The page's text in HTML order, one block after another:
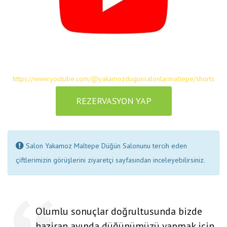
https://www.youtube.com/@yakamozdugunsalonlarmaltepe/shorts
REZERVASYON YAP
Salon Yakamoz Maltepe Düğün Salonunu tercih eden
çiftlerimizin görüşlerini ziyaretçi sayfasından inceleyebilirsiniz.
Olumlu sonuçlar doğrultusunda bizde